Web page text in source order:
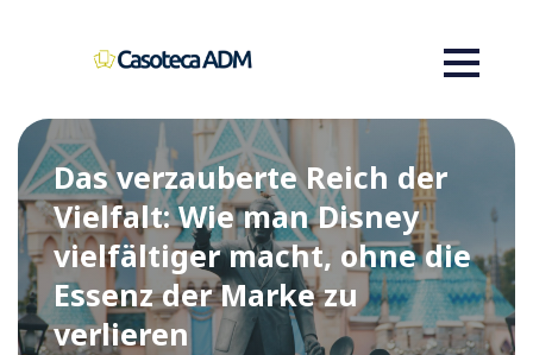
Das verzauberte Reich der
Vielfalt: Wie man Disney
vielfältiger macht, ohne die
Essenz der Marke zu
verlieren